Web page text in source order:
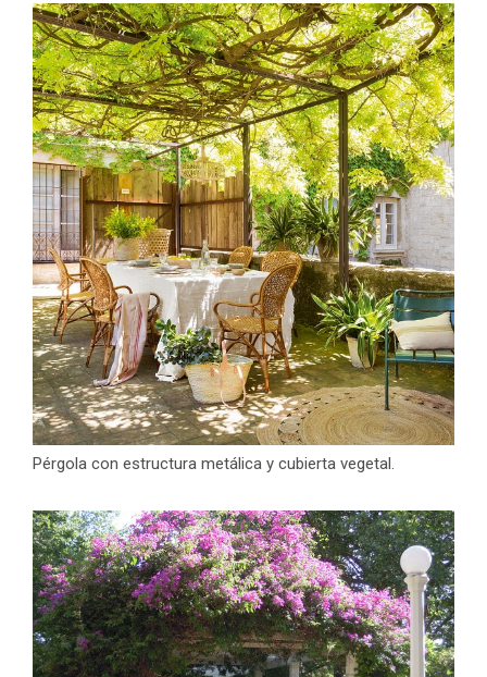
Pérgola con estructura metálica y cubierta vegetal.